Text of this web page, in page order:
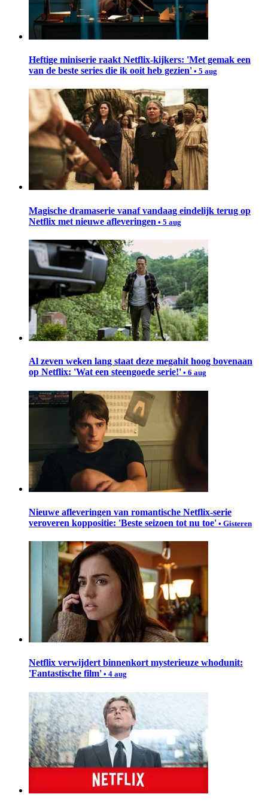
Heftige miniserie raakt Netflix-kijkers: 'Met gemak een
van de beste series die ik ooit heb gezien' • 5 aug
Magische dramaserie vanaf vandaag eindelijk terug op
Netflix met nieuwe afleveringen • 5 aug
Al zeven weken lang staat deze megahit hoog bovenaan
op Netflix: 'Wat een steengoede serie!' • 6 aug
Nieuwe afleveringen van romantische Netflix-serie
veroveren koppositie: 'Beste seizoen tot nu toe' • Gisteren
Netflix verwijdert binnenkort mysterieuze whodunit:
'Fantastische film' • 4 aug